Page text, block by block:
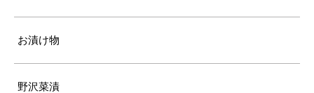
お漬け物
野沢菜漬